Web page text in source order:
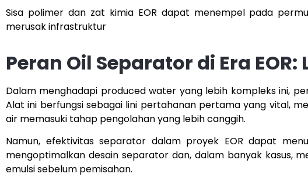
Sisa polimer dan zat kimia EOR dapat menempel pada
merusak infrastruktur
Peran Oil Separator di Era
Dalam menghadapi produced water yang lebih kompleks ini,
Alat ini berfungsi sebagai lini pertahanan pertama yang vital,
air memasuki tahap pengolahan yang lebih canggih.
Namun, efektivitas separator dalam proyek EOR dapat
mengoptimalkan desain separator dan, dalam banyak kasus,
emulsi sebelum pemisahan.